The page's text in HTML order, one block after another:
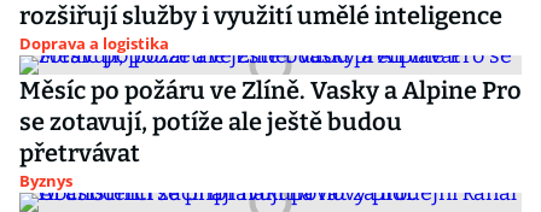
rozšiřují služby i využití umělé inteligence
Doprava a logistika
Měsíc po požáru ve Zlíně. Vasky a Alpine Pro
se zotavují, potíže ale ještě budou
přetrvávat
Byznys